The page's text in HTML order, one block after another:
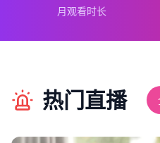
月观看时长
热门直播